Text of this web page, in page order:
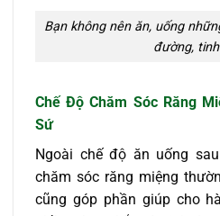
Bạn không nên ăn, uống
đường,
Chế Độ Chăm Sóc Răng
Sứ
Ngoài chế độ ăn uống
chăm sóc răng miệng
cũng góp phần giúp cho